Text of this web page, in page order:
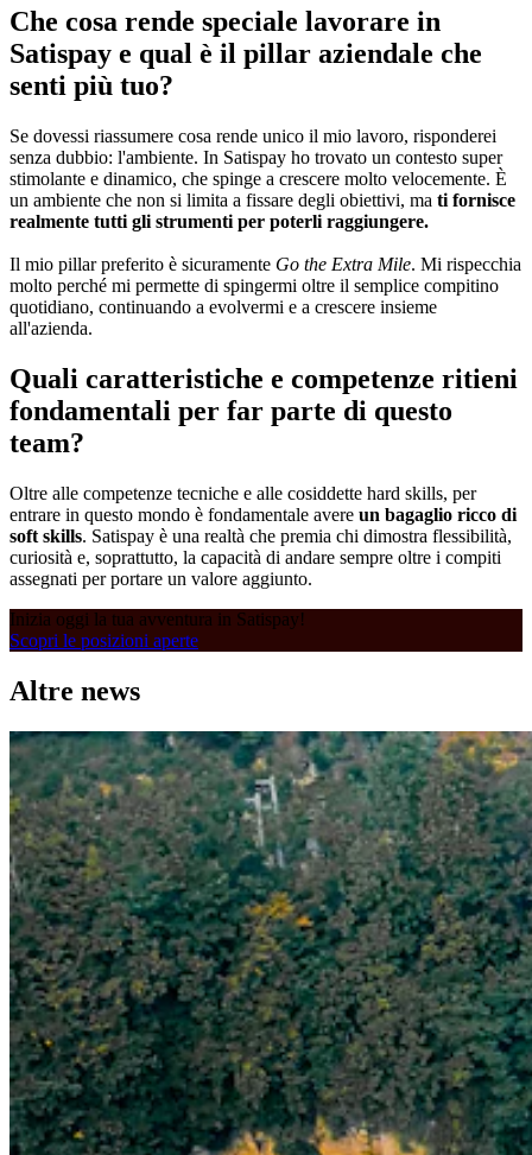
Che cosa rende speciale lavorare in
Satispay e qual è il pillar aziendale che
senti più tuo?
Se dovessi riassumere cosa rende unico il mio lavoro, risponderei
senza dubbio: l'ambiente. In Satispay ho trovato un contesto super
stimolante e dinamico, che spinge a crescere molto velocemente. È
un ambiente che non si limita a fissare degli obiettivi, ma ti fornisce
realmente tutti gli strumenti per poterli raggiungere.
Il mio pillar preferito è sicuramente Go the Extra Mile. Mi rispecchia
molto perché mi permette di spingermi oltre il semplice compitino
quotidiano, continuando a evolvermi e a crescere insieme
all'azienda.
Quali caratteristiche e competenze ritieni
fondamentali per far parte di questo
team?
Oltre alle competenze tecniche e alle cosiddette hard skills, per
entrare in questo mondo è fondamentale avere un bagaglio ricco di
soft skills. Satispay è una realtà che premia chi dimostra flessibilità,
curiosità e, soprattutto, la capacità di andare sempre oltre i compiti
assegnati per portare un valore aggiunto.
Inizia oggi la tua avventura in Satispay!
Scopri le posizioni aperte
Altre news